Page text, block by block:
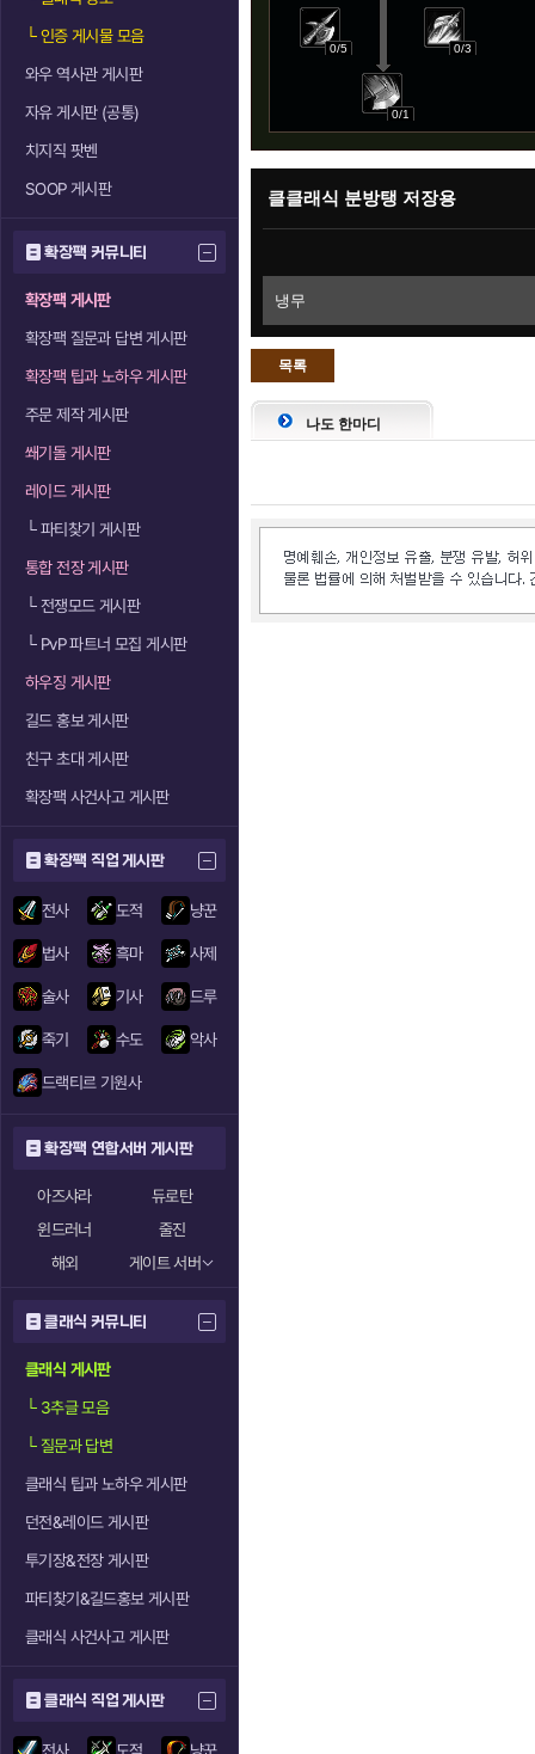
└인증 게시물 모음
와우 역사관 게시판
자유 게시판 (공통)
치지직 팟벤
SOOP 게시판
확장팩 커뮤니티
확장팩 게시판
확장팩 질문과 답변 게시판
확장팩 팁과 노하우 게시판
주문 제작 게시판
쐐기돌 게시판
레이드 게시판
└파티찾기 게시판
통합 전장 게시판
└전쟁모드 게시판
└PvP 파트너 모집 게시판
하우징 게시판
길드 홍보 게시판
친구 초대 게시판
확장팩 사건사고 게시판
확장팩 직업 게시판
전사 도적 냥꾼
법사 흑마 사제
술사 기사 드루
죽기 수도 악사
드랙티르 기원사
확장팩 연합서버 게시판
아즈샤라
듀로탄
윈드러너
줄진
해외
게이트 서버
클래식 커뮤니티
클래식 게시판
└3추글 모음
└질문과 답변
클래식 팁과 노하우 게시판
던전&레이드 게시판
투기장&전장 게시판
파티찾기&길드홍보 게시판
클래식 사건사고 게시판
클래식 직업 게시판
0/5 0/3
0/1
클클래식 분방탱 저장용
냉무
목록
으로
나도 한마디